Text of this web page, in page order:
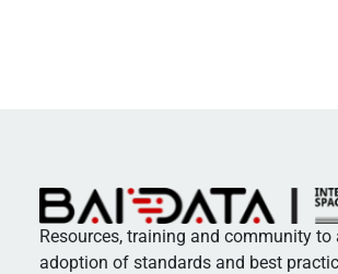
Resources, training and community to
adoption of standards and best